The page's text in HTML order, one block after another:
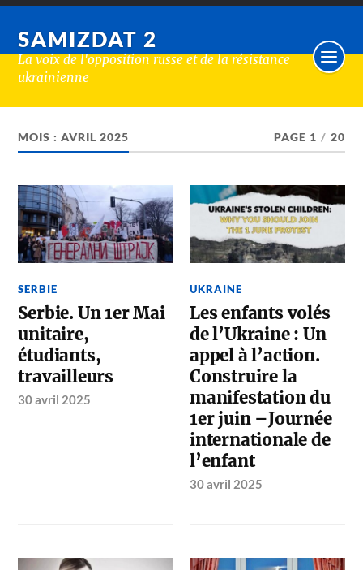
SAMIZDAT 2
La voix de l'opposition russe et de la résistance
ukrainienne
MOIS :AVRIL 2025 PAGE 1 / 20
SERBIE
Serbie. Un 1er Mai
unitaire,
étudiants,
travailleurs
30 avril 2025
UKRAINE
Les enfants volés
de l’Ukraine : Un
appel à l’action.
Construire la
manifestation du
1er juin –Journée
internationale de
l’enfant
30 avril 2025